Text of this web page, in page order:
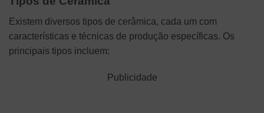
Existem diversos tipos de cerâmica, cada um com
características e técnicas de produção específicas. Os
principais tipos incluem:
Publicidade